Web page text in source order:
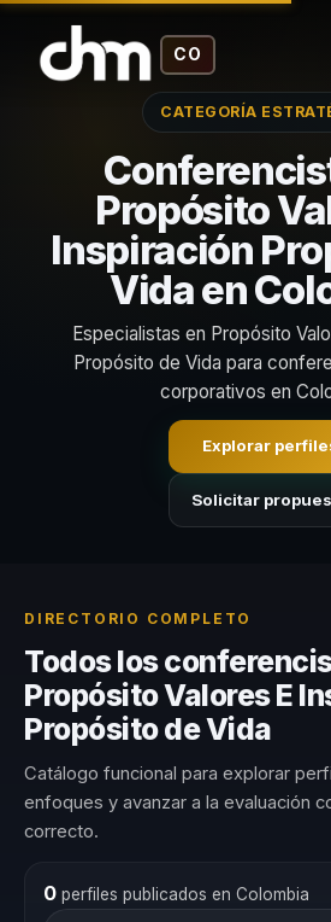
CO
CATEGORÍA
Propósito
Inspiración
Vida en
Especialistas en Propósito
Propósito de Vida para
corporativos en
Explorar
Solicitar
DIRECTORIO COMPLETO
Todos los
Propósito Valores E
Propósito de Vida
Catálogo funcional para explorar
enfoques y avanzar a la evaluación
correcto.
0perfiles publicados en Colombia